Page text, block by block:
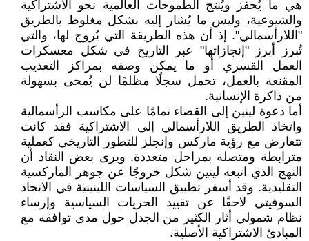
هي ما يُحفز ويُنتج الطموحات العالمية نحو الاشتراكية
والشيوعية، وليس ما يُشار إليه بشكل مغلوط بالطريق
"اللارأسمالي". إذ أن هذه الطريقة التي يُروج لها، والتي
تُبرز أبرز "إنجازاتها" عبر التاريخ في شكل معسكرات
العمل القسري أو ما يمكن وصفه بمراكز التعذيب
المقنعة بالعمل، تحمل سجلًا مظلمًا لن يُمحى بسهولة
من ذاكرة الإنسانية.
أما دعوة لينين إلى القضاء تمامًا على مكاسب الرأسمالية
واتخاذ الطريق اللارأسمالي إلى الاشتراكية فقد كانت
تتعارض مع رؤية ماركس وإنجلز للتطور التاريخي كعملية
مترابطة ومتصلة بمراحل متعددة. ويرى بعض النقاد أن
النهج الذي اتبعه لينين شكل خروجًا عن جوهر الماركسية
التقليدية. وقد أسفر تطبيق السياسات اللينينية في الاتحاد
السوفيتي لاحقًا عن تقييد الحريات السياسية وإرساء
نظام شمولي أثار الكثير من الجدل حول مدى توافقه مع
المبادئ الاشتراكية الأصلية.